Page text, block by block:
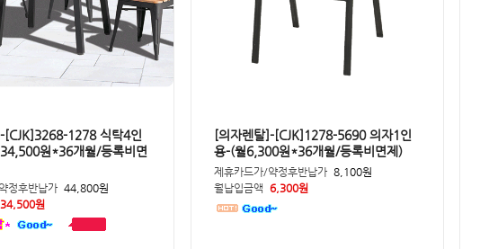
[CJK]3268-1278 식탁4인
원*36개월/등록비면
정후반납가 44,800원
34,500원
[의자렌탈]-[CJK]1278-5690 의자1인
용-(월6,300원*36개월/등록비면제)
제휴카드가/약정후반납가 8,100원
월납입금액 6,300원